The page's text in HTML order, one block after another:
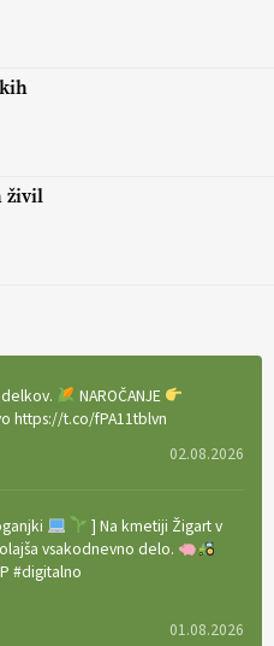
živil
NAROČANJE
https://t.co/fPA11tblvn
02.08.2026
] Na kmetiji Žigart v
vsakodnevno delo.
#digitalno
01.08.2026